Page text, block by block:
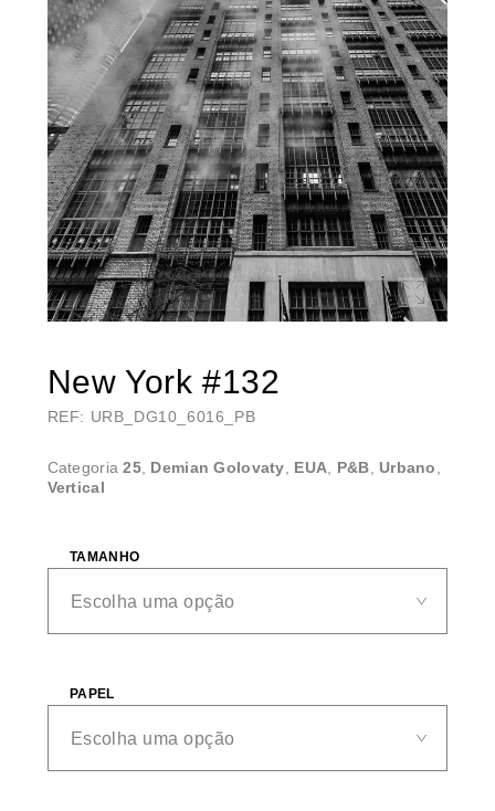
New York #132
REF: URB_DG10_6016_PB
Categoria25, Demian Golovaty, EUA, P&B, Urbano,
Vertical
TAMANHO
PAPEL